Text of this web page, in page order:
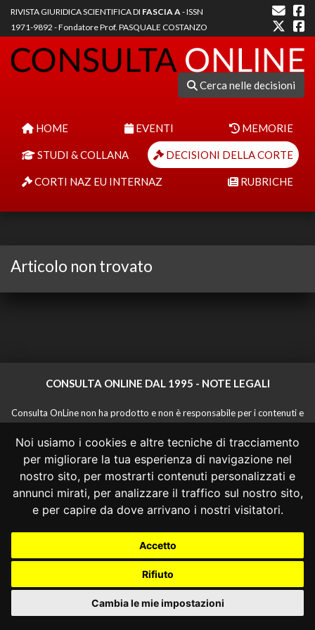
Noi usiamo i cookies e altre tecniche di tracciamento
per migliorare la tua esperienza di navigazione nel
nostro sito, per mostrarti contenuti personalizzati e
annunci mirati, per analizzare il traffico sul nostro sito,
e per capire da dove arrivano i nostri visitatori.
Accetto
Rifiuto
Cambia le mie impostazioni
RIVISTA GIURIDICA SCIENTIFICA DI FASCIA A- ISSN
1971-9892 - Fondatore Prof. PASQUALE COSTANZO
Cerca nelle decisioni
HOME EVENTI MEMORIE
STUDI & COLLANA DECISIONI DELLA CORTE
CORTI NAZ EU INTERNAZ RUBRICHE
Articolo non trovato
CONSULTA ONLINE DAL 1995 - NOTE LEGALI
Consulta OnLine non ha prodotto e non è responsabile per i contenuti e
le informazioni legali di siti collegati.
La consultazione di questi o del materiale contenuto nel sito non
costituisce una relazione di consulenza legale.
Nessuno deve confidare o agire in base alle informazioni disponibili in
questo sito senza una consulenza legale professionale.
info@giurcost.org| Giurisprudenza Costituzionale|